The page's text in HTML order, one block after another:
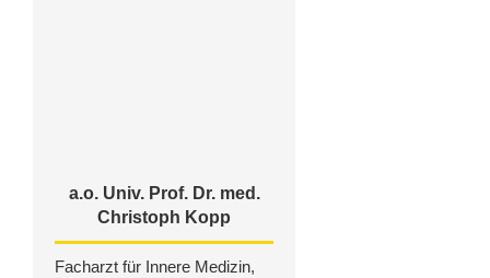
a.o. Univ. Prof. Dr. med.
Christoph Kopp
Facharzt für Innere Medizin,